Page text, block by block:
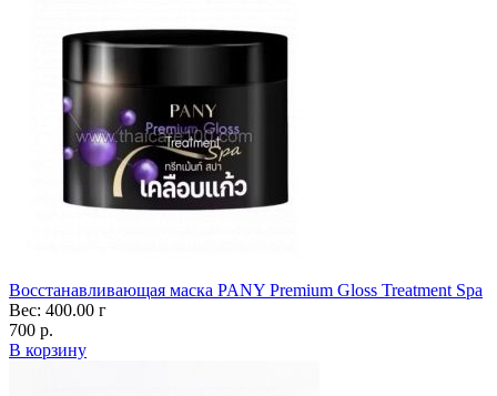
Восстанавливающая маска PANY Premium Gloss Treatment Spa
Вес: 400.00 г
700 р.
В корзину